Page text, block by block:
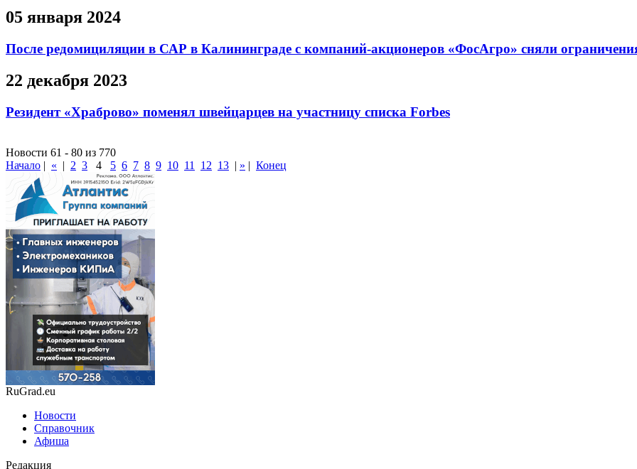
05 января 2024
После редомициляции в САР в Калининграде с компаний-акционеров «ФосАгро» сняли
22 декабря 2023
Резидент «Храброво» поменял швейцарцев на участницу списка Forbes
Новости 61 - 80 из 770
Начало | « | 2 3 4 5 6 7 8 9 10 11 12 13 | » | Конец
RuGrad.eu
Новости
Справочник
Афиша
Редакция